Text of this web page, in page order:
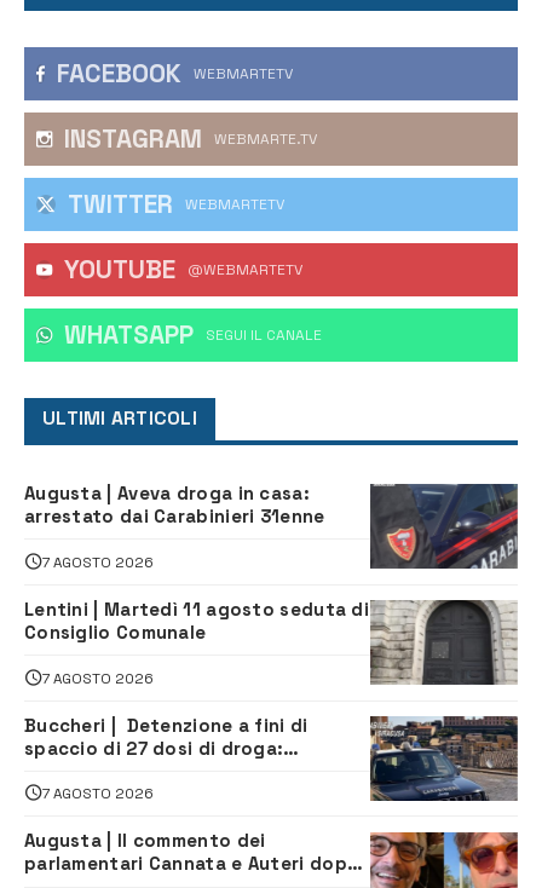
FACEBOOK WEBMARTETV
INSTAGRAM WEBMARTE.TV
TWITTER WEBMARTETV
YOUTUBE @WEBMARTETV
WHATSAPP ‎SEGUI IL CANALE
ULTIMI ARTICOLI
Augusta | Aveva droga in casa:
arrestato dai Carabinieri 31enne
7 AGOSTO 2026
Lentini | Martedì 11 agosto seduta di
Consiglio Comunale
7 AGOSTO 2026
Buccheri | Detenzione a fini di
spaccio di 27 dosi di droga:
7 AGOSTO 2026
Augusta | Il commento dei
parlamentari Cannata e Auteri dopo